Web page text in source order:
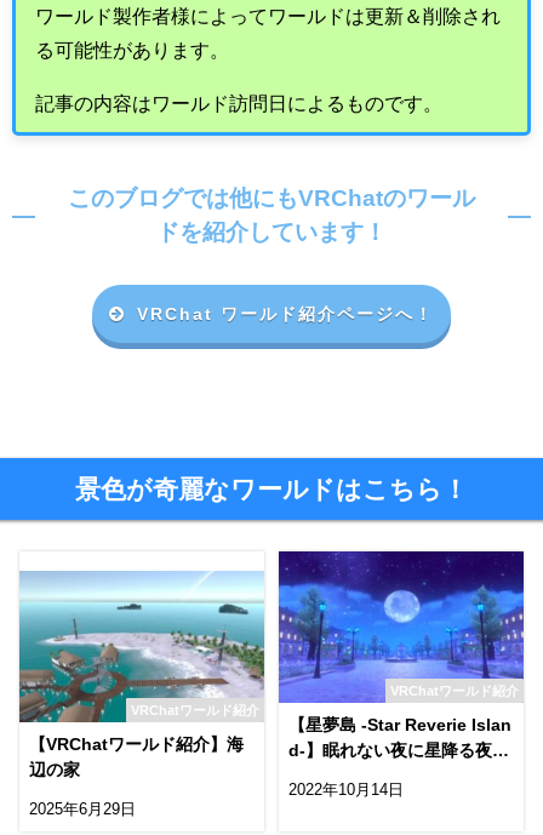
ワールド製作者様によってワールドは更新＆削除され
る可能性があります。
記事の内容はワールド訪問日によるものです。
このブログでは他にもVRChatのワール
ドを紹介しています！
VRChat ワールド紹介ページへ！
景色が奇麗なワールドはこちら！
VRChatワールド紹介
【VRChatワールド紹介】海
辺の家
2025年6月29日
VRChatワールド紹介
【星夢島 -Star Reverie Islan
d-】眠れない夜に星降る夜を
2022年10月14日